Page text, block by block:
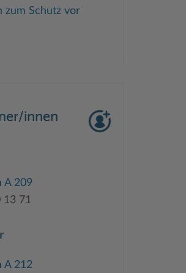
zum Schutz vor
innen
A 209
13 71
A 212